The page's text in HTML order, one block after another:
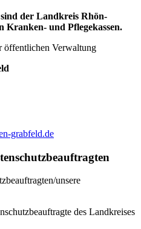
der Landkreis Rhön-
Kranken- und Pflegekassen.
öffentlichen Verwaltung
grabfeld.de
unsere
des Landkreises